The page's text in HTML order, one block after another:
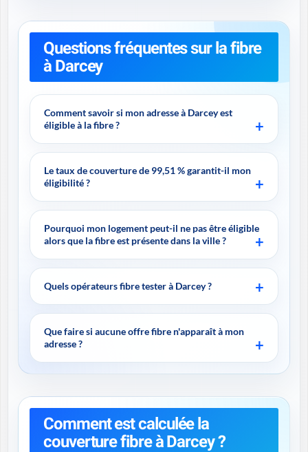
Questions fréquentes sur la fibre
à Darcey
Comment savoir si mon adresse à Darcey est
éligible à la fibre ?
Le taux de couverture de 99,51 % garantit-il mon
éligibilité ?
Pourquoi mon logement peut-il ne pas être éligible
alors que la fibre est présente dans la ville ?
Quels opérateurs fibre tester à Darcey ?
Que faire si aucune offre fibre n'apparaît à mon
adresse ?
Comment est calculée la
couverture fibre à Darcey ?